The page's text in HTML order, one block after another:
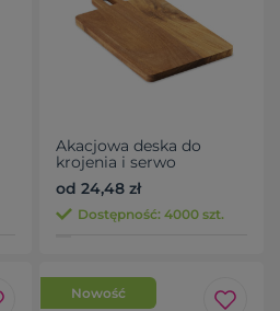
Akacjowa deska do
krojenia i serwo
od 24,48 zł
Dostępność: 4000 szt.
Nowość